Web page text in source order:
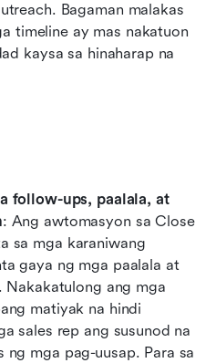
Bagaman malakas
timeline ay mas nakatuon
kaysa sa hinaharap na
follow-ups, paalala, at
: Ang awtomasyon sa Close
sa mga karaniwang
gaya ng mga paalala at
ang mga
matiyak na hindi
sales rep ang susunod na
ng mga pag-uusap. Para sa